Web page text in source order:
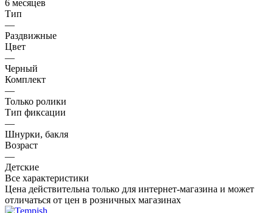
6 месяцев
Тип
—
Раздвижные
Цвет
—
Черный
Комплект
—
Только ролики
Тип фиксации
—
Шнурки, бакля
Возраст
—
Детские
Все характеристики
Цена действительна только для интернет-магазина и может
отличаться от цен в розничных магазинах